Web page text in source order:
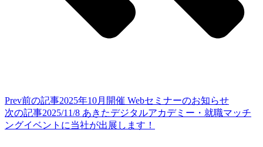
Prev前の記事2025年10月開催 Webセミナーのお知らせ
次の記事2025/11/8 あきたデジタルアカデミー・就職マッチ
ングイベントに当社が出展します！